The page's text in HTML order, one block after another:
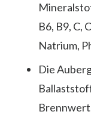
B6, B9, C,
Natrium,
Die